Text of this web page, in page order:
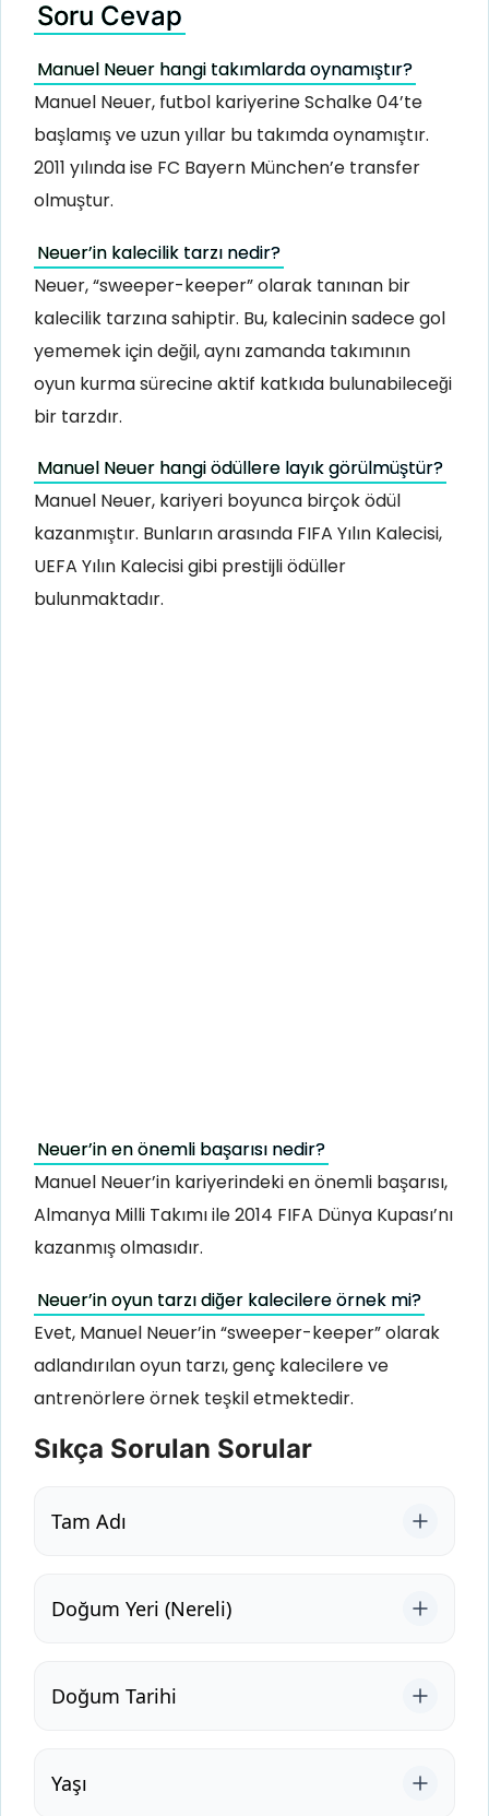
Soru Cevap
Manuel Neuer hangi takımlarda oynamıştır?
Manuel Neuer, futbol kariyerine Schalke 04’te
başlamış ve uzun yıllar bu takımda oynamıştır.
2011 yılında ise FC Bayern München’e transfer
olmuştur.
Neuer’in kalecilik tarzı nedir?
Neuer, “sweeper-keeper” olarak tanınan bir
kalecilik tarzına sahiptir. Bu, kalecinin sadece gol
yememek için değil, aynı zamanda takımının
oyun kurma sürecine aktif katkıda bulunabileceği
bir tarzdır.
Manuel Neuer hangi ödüllere layık görülmüştür?
Manuel Neuer, kariyeri boyunca birçok ödül
kazanmıştır. Bunların arasında FIFA Yılın Kalecisi,
UEFA Yılın Kalecisi gibi prestijli ödüller
bulunmaktadır.
Neuer’in en önemli başarısı nedir?
Manuel Neuer’in kariyerindeki en önemli başarısı,
Almanya Milli Takımı ile 2014 FIFA Dünya Kupası’nı
kazanmış olmasıdır.
Neuer’in oyun tarzı diğer kalecilere örnek mi?
Evet, Manuel Neuer’in “sweeper-keeper” olarak
adlandırılan oyun tarzı, genç kalecilere ve
antrenörlere örnek teşkil etmektedir.
Sıkça Sorulan Sorular
Tam Adı
Doğum Yeri (Nereli)
Doğum Tarihi
Yaşı